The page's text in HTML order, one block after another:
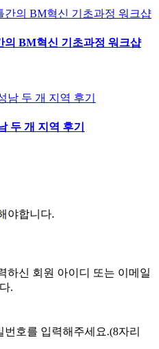
의 BM혁신 기초과정 워크샵
두 개 지역 후기
야합니다.
하신 회원 아이디 또는 이메일
.
호를 입력해주세요.(8자리